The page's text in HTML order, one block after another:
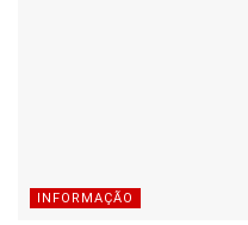
INFORMAÇÃO